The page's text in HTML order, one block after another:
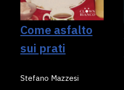
Come asfalto
sui prati
Stefano Mazzesi